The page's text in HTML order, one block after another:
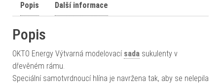
Popis Další informace
Popis
OKTO Energy Výtvarná modelovací sada sukulenty v
dřevěném rámu.
Speciální samotvrdnoucí hlína je navržena tak, aby se nelepila